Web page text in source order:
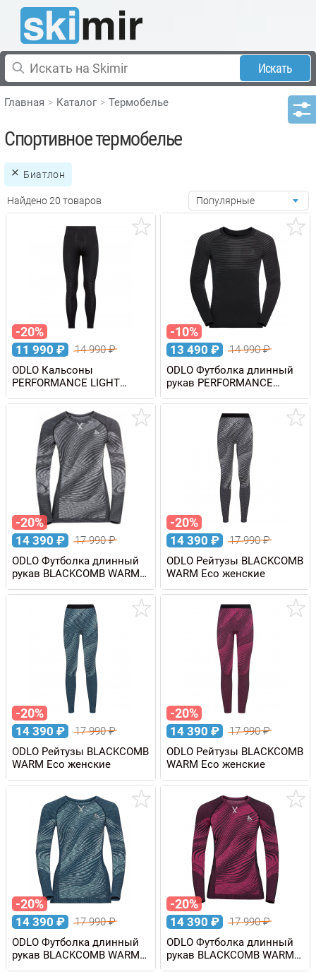
Искать
Главная Каталог Термобелье
Спортивное термобелье
Биатлон
Найдено 20 товаров Популярные
-20%
11 990 ₽ 14 990₽
ODLO Кальсоны
PERFORMANCE LIGHT
мужские
-10%
13 490 ₽ 14 990₽
ODLO Футболка длинный
рукав PERFORMANCE
LIGHT мужская
-20%
14 390 ₽ 17 990₽
ODLO Футболка длинный
рукав BLACKCOMB WARM
Eco женская
-20%
14 390 ₽ 17 990₽
ODLO Рейтузы BLACKCOMB
WARM Eco женские
-20%
14 390 ₽ 17 990₽
ODLO Рейтузы BLACKCOMB
WARM Eco женские
-20%
14 390 ₽ 17 990₽
ODLO Рейтузы BLACKCOMB
WARM Eco женские
-20%
14 390 ₽ 17 990₽
ODLO Футболка длинный
рукав BLACKCOMB WARM
Eco женская
-20%
14 390 ₽ 17 990₽
ODLO Футболка длинный
рукав BLACKCOMB WARM
Eco женская